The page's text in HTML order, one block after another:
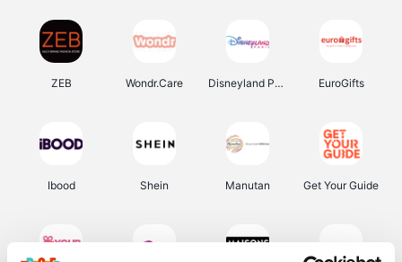
ZEB Wondr.Care Disneyland Paris EuroGifts
Ibood Shein Manutan Get Your Guide